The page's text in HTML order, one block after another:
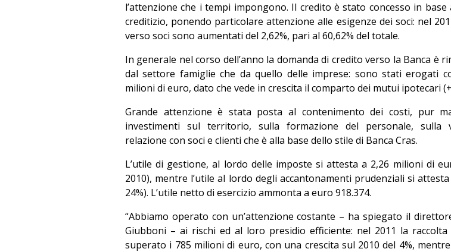
l’attenzione che i tempi impongono. Il credito è stato concesso in
creditizio, ponendo particolare attenzione alle esigenze dei soci: nel
verso soci sono aumentati del 2,62%, pari al 60,62% del totale.
In generale nel corso dell’anno la domanda di credito verso la Banca è
dal settore famiglie che da quello delle imprese: sono stati erogati
milioni di euro, dato che vede in crescita il comparto dei mutui ipotecari
Grande attenzione è stata posta al contenimento dei costi, pur
investimenti sul territorio, sulla formazione del personale, sulla
relazione con soci e clienti che è alla base dello stile di Banca Cras.
L’utile di gestione, al lordo delle imposte si attesta a 2,26 milioni di
2010), mentre l’utile al lordo degli accantonamenti prudenziali si
24%). L’utile netto di esercizio ammonta a euro 918.374.
“Abbiamo operato con un’attenzione costante – ha spiegato il
Giubboni – ai rischi ed al loro presidio efficiente: nel 2011 la raccolta
superato i 785 milioni di euro, con una crescita sul 2010 del 4%,